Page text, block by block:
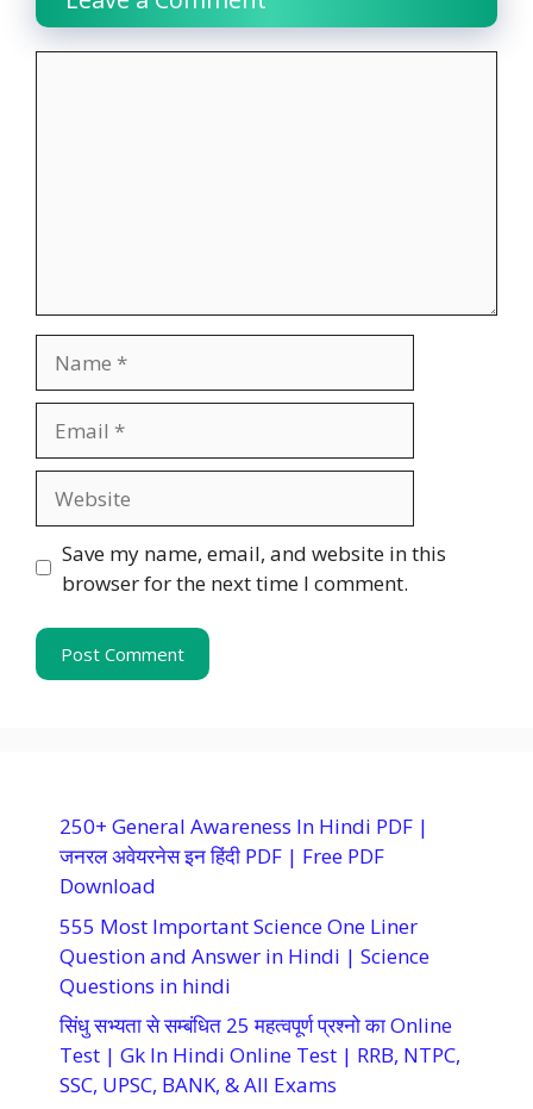
Save my name, email, and website in this
browser for the next time I comment.
250+ General Awareness In Hindi PDF |
जनरल अवेयरनेस इन हिंदी PDF | Free PDF
Download
555 Most Important Science One Liner
Question and Answer in Hindi | Science
Questions in hindi
सिंधु सभ्यता से सम्बंधित 25 महत्वपूर्ण प्रश्नो का Online
Test | Gk In Hindi Online Test | RRB, NTPC,
SSC, UPSC, BANK, & All Exams